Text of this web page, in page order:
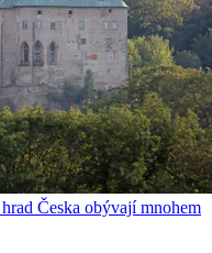
Česka obývají mnohem